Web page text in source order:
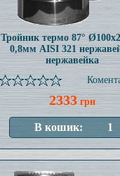
Тройник термо 87°
0,8мм AISI 321
нержавейка
2333грн